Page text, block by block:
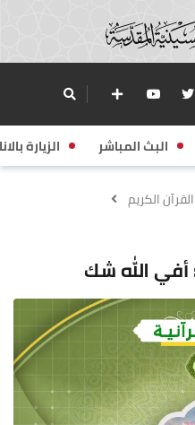
البث المباشر الزيارة
الكريم